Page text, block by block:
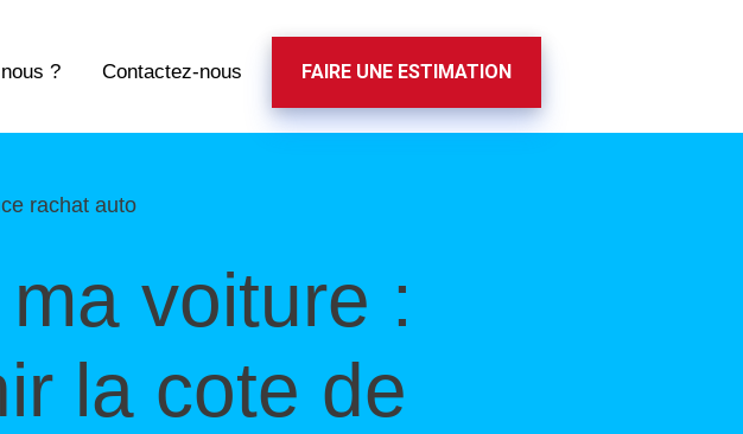
? Contactez-nous FAIRE UNE ESTIMATION
rachat auto
voiture :
la cote de